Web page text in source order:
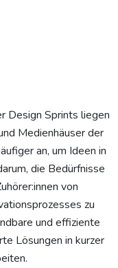
Design Sprints liegen
Medienhäuser der
an, um Ideen in
die Bedürfnisse
von
zu
und effiziente
Lösungen in kurzer